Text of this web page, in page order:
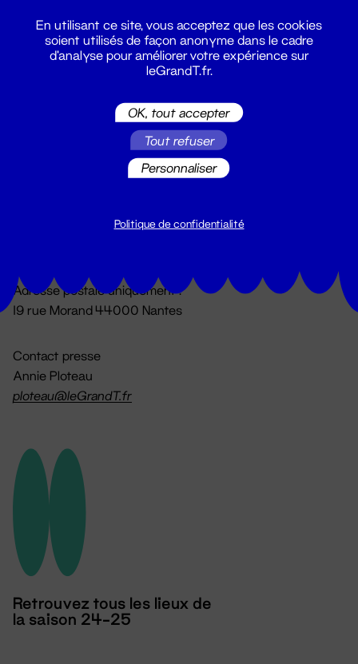
Du lundi au vendredi 14h → 18h
Adresse postale uniquement :
19 rue Morand 44000 Nantes
Contact presse
Annie Ploteau
ploteau@leGrandT.fr
Retrouvez tous les lieux de
la saison 24-25
En utilisant ce site, vous acceptez que les cookies
soient utilisés de façon anonyme dans le cadre
d'analyse pour améliorer votre expérience sur
leGrandT.fr.
OK, tout accepter
Tout refuser
Personnaliser
Politique de confidentialité